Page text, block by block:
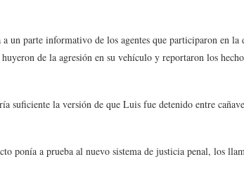
un parte informativo de los agentes que participaron en
de la agresión en su vehículo y reportaron los
suficiente la versión de que Luis fue detenido entre
ponía a prueba al nuevo sistema de justicia penal, los